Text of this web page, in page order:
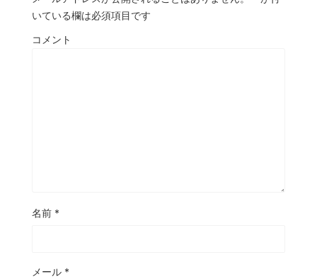
いている欄は必須項目です
コメント
名前 *
メール *